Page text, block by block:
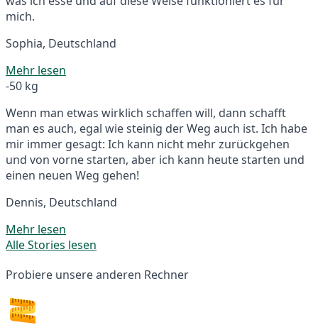
mich.
Sophia, Deutschland
Mehr lesen
-50 kg
Wenn man etwas wirklich schaffen will, dann schafft
man es auch, egal wie steinig der Weg auch ist. Ich habe
mir immer gesagt: Ich kann nicht mehr zurückgehen
und von vorne starten, aber ich kann heute starten und
einen neuen Weg gehen!
Dennis, Deutschland
Mehr lesen
Alle Stories lesen
Probiere unsere anderen Rechner